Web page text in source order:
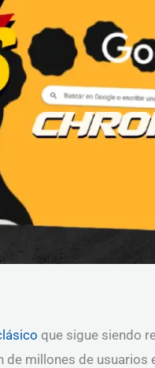
que sigue siendo
millones de usuarios